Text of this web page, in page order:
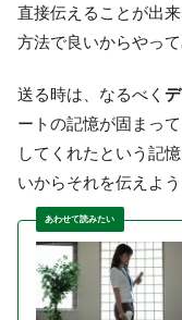
直接伝えることが出
方法で良いからやって
送る時は、なるべく
ートの記憶が固まっ
してくれたという記
いからそれを伝えよう